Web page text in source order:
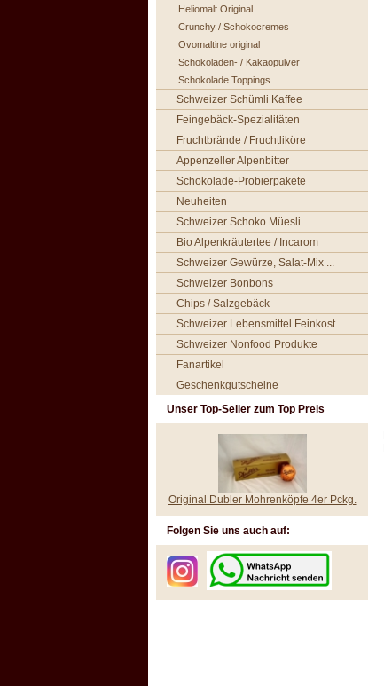
Heliomalt Original
Crunchy / Schokocremes
Ovomaltine original
Schokoladen- / Kakaopulver
Schokolade Toppings
Schweizer Schümli Kaffee
Feingebäck-Spezialitäten
Fruchtbrände / Fruchtliköre
Appenzeller Alpenbitter
Schokolade-Probierpakete
Neuheiten
Schweizer Schoko Müesli
Bio Alpenkräutertee / Incarom
Schweizer Gewürze, Salat-Mix ...
Schweizer Bonbons
Chips / Salzgebäck
Schweizer Lebensmittel Feinkost
Schweizer Nonfood Produkte
Fanartikel
Geschenkgutscheine
Unser Top-Seller zum Top Preis
Original Dubler Mohrenköpfe 4er Pckg.
Folgen Sie uns auch auf: